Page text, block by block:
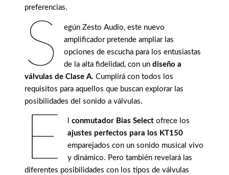
preferencias.
S
egún Zesto Audio, este nuevo
amplificador pretende ampliar las
opciones de escucha para los entusiastas
de la alta fidelidad, con undiseño a
válvulas de Clase A. Cumplirá con todos los
requisitos para aquellos que buscan explorar las
posibilidades del sonido a válvulas.
E lconmutador Bias Select ofrece los
ajustes perfectos para los KT150
emparejados con un sonido musical vivo
y dinámico. Pero también revelará las
diferentes posibilidades con los tipos de válvulas